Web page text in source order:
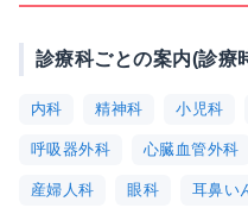
診療科ごとの案内(診療
内科 精神科 小児科
呼吸器外科 心臓血管外科
産婦人科 眼科 耳鼻い